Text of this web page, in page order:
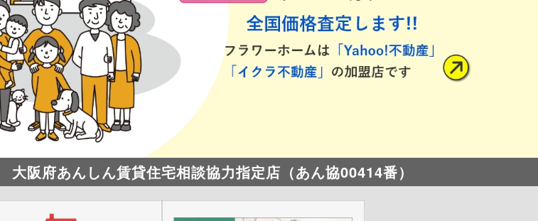
大阪府あんしん賃貸住宅相談協力指定店（あん協00414番）